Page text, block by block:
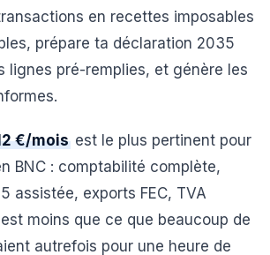
en recettes imposables
prépare ta déclaration 2035
lignes pré-remplies, et génère les
€/mois est le plus pertinent pour
BNC : comptabilité complète,
assistée, exports FEC, TVA
moins que ce que beaucoup de
autrefois pour une heure de